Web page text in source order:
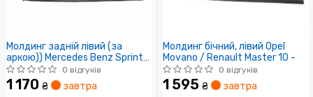
Молдинг задній лівий (за
аркою)) Mercedes Benz Sprinter
W906 / VW Crafter
0 відгуків
1 170 ₴ завтра
Молдинг бічний, лівий Opel
Movano / Renault Master 10 -
0 відгуків
1 595 ₴ завтра